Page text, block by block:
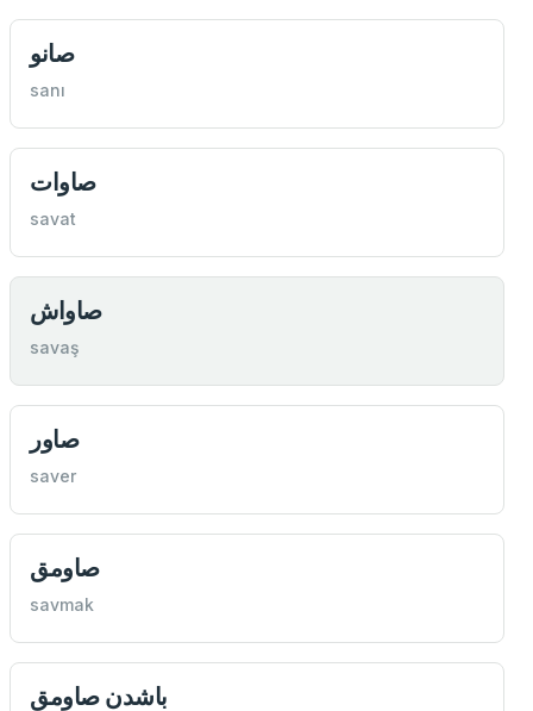
صانو
sanı
صاوات
savat
صاواش
savaş
صاور
saver
صاومق
savmak
باشدن صاومق